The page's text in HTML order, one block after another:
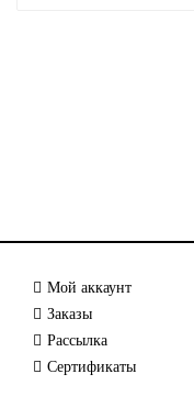
Мой аккаунт
Заказы
Рассылка
Сертификаты